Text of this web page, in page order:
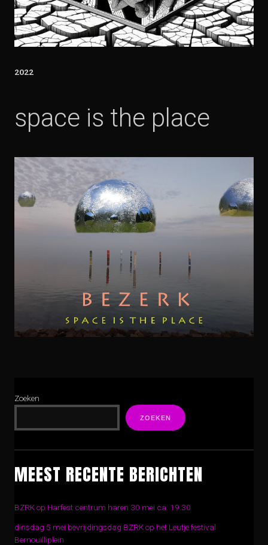
2022
space is the place
Zoeken
ZOEKEN
MEEST RECENTE BERICHTEN
BZRK op Harfest centrum haren 30 mei ca. 19.30
dinsdag 5 mei bevrijdingsdag BZRK op het Leutje festival
Bernouilliplein